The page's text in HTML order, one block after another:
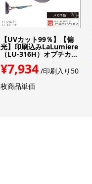
【UVカット99％】【偏
光】印刷込みLaLumiere
（LU-316H）オプチカ...
¥7,934/印刷入り50
枚商品単価